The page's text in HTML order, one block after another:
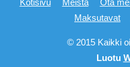
Kotisivu Meistä Ota
Maksutavat
© 2015 Kaikki
Luotu